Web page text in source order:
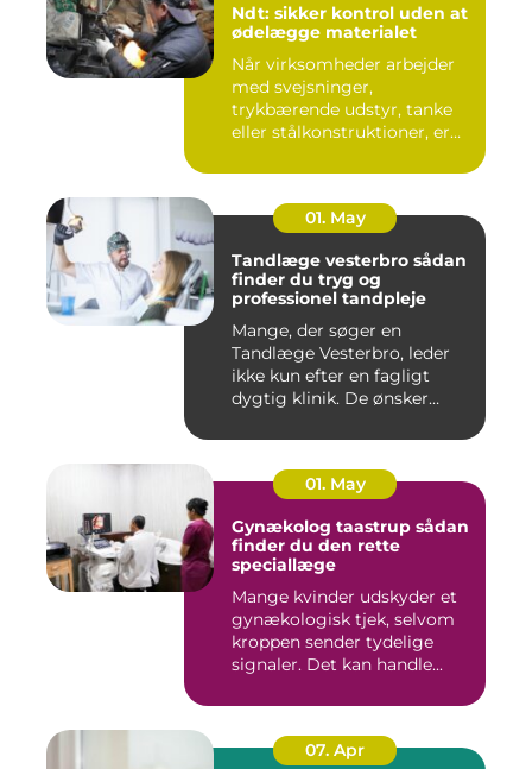
Ndt: sikker kontrol uden at
ødelægge materialet
Når virksomheder arbejder
med svejsninger,
trykbærende udstyr, tanke
eller stålkonstruktioner, er
01. May
Tandlæge vesterbro sådan
finder du tryg og
professionel tandpleje
Mange, der søger en
Tandlæge Vesterbro, leder
ikke kun efter en fagligt
dygtig klinik. De ønsker
01. May
Gynækolog taastrup sådan
finder du den rette
speciallæge
Mange kvinder udskyder et
gynækologisk tjek, selvom
kroppen sender tydelige
signaler. Det kan handle...
07. Apr